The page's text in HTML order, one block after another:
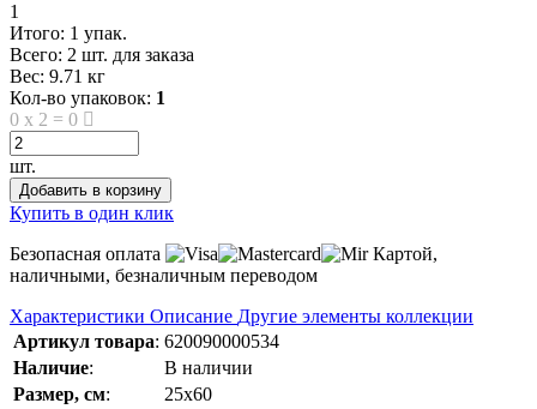
1
Итого: 1 упак.
Всего: 2 шт. для заказа
Вес: 9.71 кг
Кол-во упаковок: 1
0 x 2 = 0
шт.
Добавить в корзину
Купить в один клик
Безопасная оплата
Картой,
наличными, безналичным переводом
Характеристики Описание Другие элементы коллекции
Артикул товара: 620090000534
Наличие:
В наличии
Размер, см:
25x60